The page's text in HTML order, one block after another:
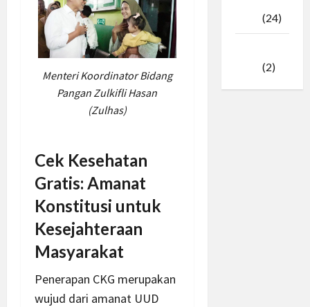
Menteri Koordinator Bidang
Pangan Zulkifli Hasan
(Zulhas)
Cek Kesehatan
Gratis: Amanat
Konstitusi untuk
Kesejahteraan
Masyarakat
Penerapan CKG merupakan
wujud dari amanat UUD
(24)
(2)